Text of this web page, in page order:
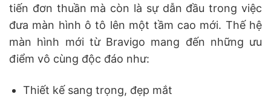
tiến đơn thuần mà còn là sự dẫn đầu trong việc
đưa màn hình ô tô lên một tầm cao mới. Thế hệ
màn hình mới từ Bravigo mang đến những ưu
điểm vô cùng độc đáo như:
Thiết kế sang trọng, đẹp mắt